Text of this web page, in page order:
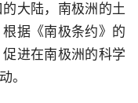
大陆，南极洲的土
据《南极条约》的
进在南极洲的科学
。